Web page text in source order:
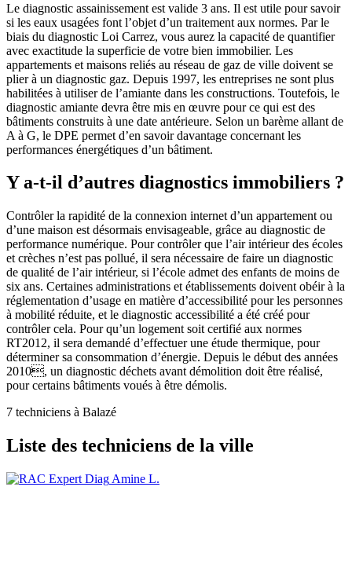
Le diagnostic assainissement est valide 3 ans. Il est utile pour savoir
si les eaux usagées font l’objet d’un traitement aux normes. Par le
biais du diagnostic Loi Carrez, vous aurez la capacité de quantifier
avec exactitude la superficie de votre bien immobilier. Les
appartements et maisons reliés au réseau de gaz de ville doivent se
plier à un diagnostic gaz. Depuis 1997, les entreprises ne sont plus
habilitées à utiliser de l’amiante dans les constructions. Toutefois, le
diagnostic amiante devra être mis en œuvre pour ce qui est des
bâtiments construits à une date antérieure. Selon un barème allant de
A à G, le DPE permet d’en savoir davantage concernant les
performances énergétiques d’un bâtiment.
Y a-t-il d’autres diagnostics immobiliers ?
Contrôler la rapidité de la connexion internet d’un appartement ou
d’une maison est désormais envisageable, grâce au diagnostic de
performance numérique. Pour contrôler que l’air intérieur des écoles
et crèches n’est pas pollué, il sera nécessaire de faire un diagnostic
de qualité de l’air intérieur, si l’école admet des enfants de moins de
six ans. Certaines administrations et établissements doivent obéir à la
réglementation d’usage en matière d’accessibilité pour les personnes
à mobilité réduite, et le diagnostic accessibilité a été créé pour
contrôler cela. Pour qu’un logement soit certifié aux normes
RT2012, il sera demandé d’effectuer une étude thermique, pour
déterminer sa consommation d’énergie. Depuis le début des années
2010, un diagnostic déchets avant démolition doit être réalisé,
pour certains bâtiments voués à être démolis.
7 techniciens à Balazé
Liste des techniciens de la ville
Amine L.